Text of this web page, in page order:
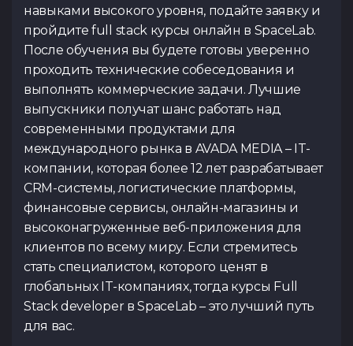
навыками высокого уровня, подайте заявку и
пройдите full stack курсы онлайн в SpaceLab.
После обучения вы будете готовы уверенно
проходить технические собеседования и
выполнять коммерческие задачи. Лучшие
выпускники получат шанс работать над
современными продуктами для
международного рынка в AVADA MEDIA – IT-
компании, которая более 12 лет разрабатывает
CRM-системы, логистические платформы,
финансовые сервисы, онлайн-магазины и
высоконагруженные веб-приложения для
клиентов по всему миру. Если стремитесь
стать специалистом, которого ценят в
глобальных IT-компаниях, тогда курсы Full
Stack developer в SpaceLab – это лучший путь
для вас.